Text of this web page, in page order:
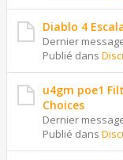
Diablo 4
Dernier
Publié dans
u4gm poe1
Choices
Dernier
Publié dans